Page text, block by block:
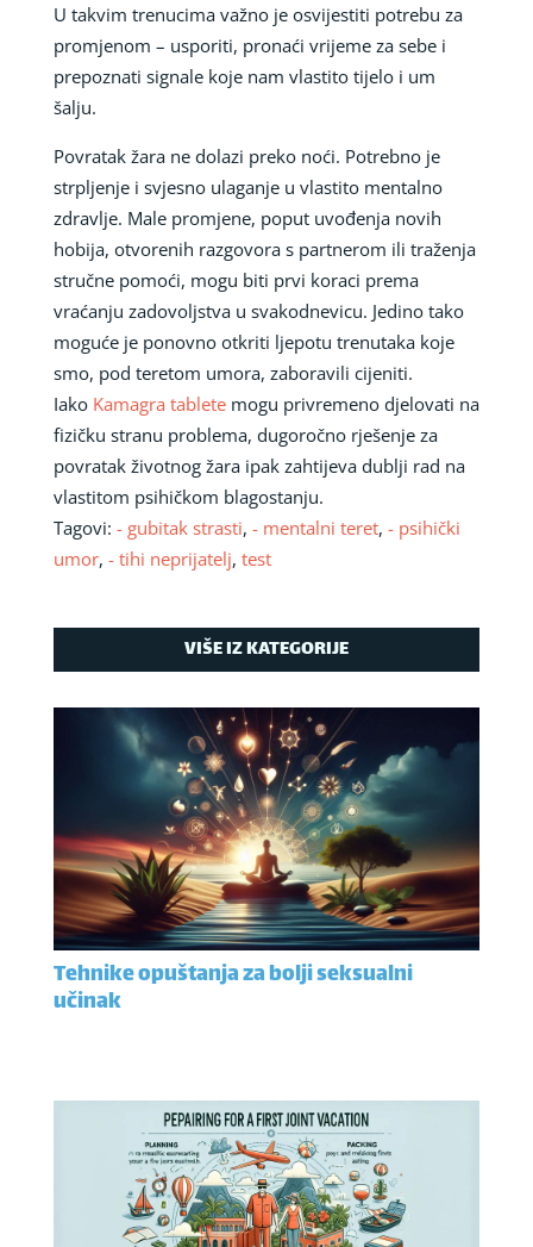
U takvim trenucima važno je osvijestiti potrebu za
promjenom – usporiti, pronaći vrijeme za sebe i
prepoznati signale koje nam vlastito tijelo i um
šalju.
Povratak žara ne dolazi preko noći. Potrebno je
strpljenje i svjesno ulaganje u vlastito mentalno
zdravlje. Male promjene, poput uvođenja novih
hobija, otvorenih razgovora s partnerom ili traženja
stručne pomoći, mogu biti prvi koraci prema
vraćanju zadovoljstva u svakodnevicu. Jedino tako
moguće je ponovno otkriti ljepotu trenutaka koje
smo, pod teretom umora, zaboravili cijeniti.
Iako Kamagra tabletemogu privremeno djelovati na
fizičku stranu problema, dugoročno rješenje za
povratak životnog žara ipak zahtijeva dublji rad na
vlastitom psihičkom blagostanju.
Tagovi: - gubitak strasti, - mentalni teret, - psihički
umor, - tihi neprijatelj, test
VIŠE IZ KATEGORIJE
Tehnike opuštanja za bolji seksualni
učinak